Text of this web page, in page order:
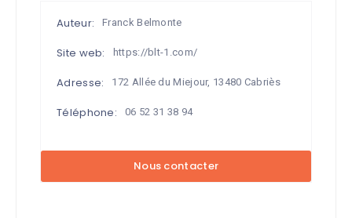
Auteur: Franck Belmonte
Site web: https://blt-1.com/
Adresse: 172 Allée du Miejour, 13480 Cabriès
Téléphone: 06 52 31 38 94